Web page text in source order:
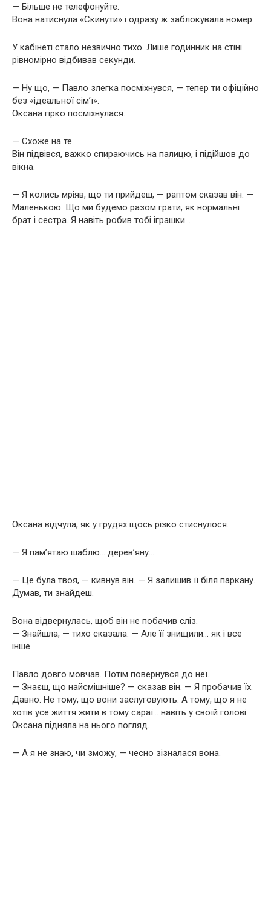
— Більше не телефонуйте.
Вона натиснула «Скинути» і одразу ж заблокувала номер.
У кабінеті стало незвично тихо. Лише годинник на стіні
рівномірно відбивав секунди.
— Ну що, — Павло злегка посміхнувся, — тепер ти офіційно
без «ідеальної сім’ї».
Оксана гірко посміхнулася.
— Схоже на те.
Він підвівся, важко спираючись на палицю, і підійшов до
вікна.
— Я колись мріяв, що ти прийдеш, — раптом сказав він. —
Маленькою. Що ми будемо разом грати, як нормальні
брат і сестра. Я навіть робив тобі іграшки…
Оксана відчула, як у грудях щось різко стиснулося.
— Я пам’ятаю шаблю… дерев’яну…
— Це була твоя, — кивнув він. — Я залишив її біля паркану.
Думав, ти знайдеш.
Вона відвернулась, щоб він не побачив сліз.
— Знайшла, — тихо сказала. — Але її знищили… як і все
інше.
Павло довго мовчав. Потім повернувся до неї.
— Знаєш, що найсмішніше? — сказав він. — Я пробачив їх.
Давно. Не тому, що вони заслуговують. А тому, що я не
хотів усе життя жити в тому сараї… навіть у своїй голові.
Оксана підняла на нього погляд.
— А я не знаю, чи зможу, — чесно зізналася вона.